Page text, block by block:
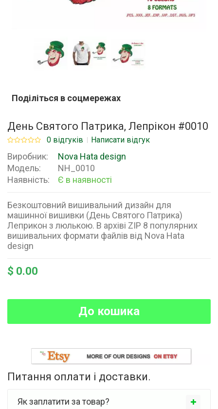
Поділіться в соцмережах
День Святого Патрика, Лепрікон #0010
0 відгуків Написати відгук
Виробник:
Nova Hata design
Модель:
NH_0010
Наявність:
Є в наявності
Безкоштовний вишивальний дизайн для
машинної вишивки (День Святого Патрика)
Леприкон з люлькою. В архіві ZIP 8 популярних
вишивальних формати файлів від Nova Hata
design
$ 0.00
До кошика
Питання оплати і доставки.
Як заплатити за товар?